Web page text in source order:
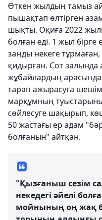
Өткен жылдың тамыз
пышақтап өлтірген
шықты. Оқиға 2022
болған еді. 1 жыл бірге
заңды некеге тұрмаған,
қидырған. Сот залында
жұбайлардың арасында
тарап ажырасуға
марқұмның
сөйлесуге шақырып,
50 жастағы ер адам
болғанын" айтқан.
"Қызғаныш сезім
некедегі әйелі
мойнының оң жақ